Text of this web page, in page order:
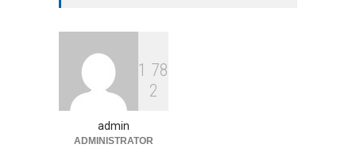
Agricoltura, dal Governo
arrivano i pagamenti PAC, la
1 78
2
admin
ADMINISTRATOR